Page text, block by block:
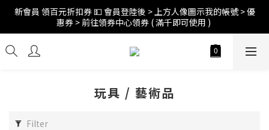
訂單折扣後滿$2500超商免運;$4000宅配免運 🚚
惠券 > 前往領券中心領券 ( 滿千即可使用 )
玩具 / 藝術品
Filter